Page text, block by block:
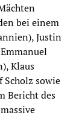
bei einem
Justin
Klaus
Scholz sowie
Bericht des